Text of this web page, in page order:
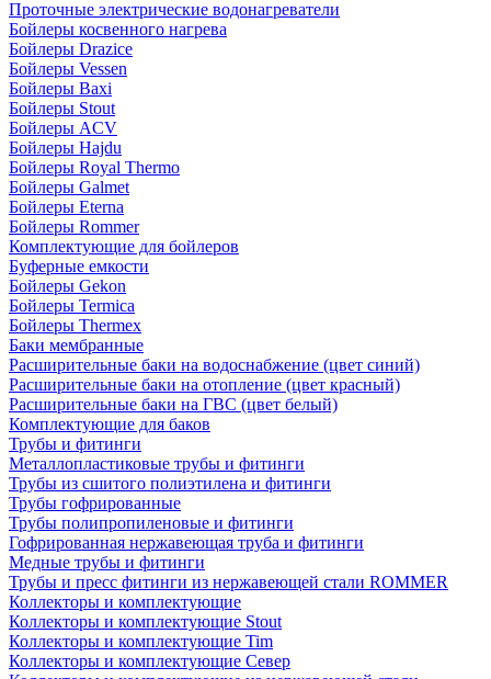
Проточные электрические водонагреватели
Бойлеры косвенного нагрева
Бойлеры Drazice
Бойлеры Vessen
Бойлеры Baxi
Бойлеры Stout
Бойлеры ACV
Бойлеры Hajdu
Бойлеры Royal Thermo
Бойлеры Galmet
Бойлеры Eterna
Бойлеры Rommer
Комплектующие для бойлеров
Буферные емкости
Бойлеры Gekon
Бойлеры Termica
Бойлеры Thermex
Баки мембранные
Расширительные баки на водоснабжение (цвет синий)
Расширительные баки на отопление (цвет красный)
Расширительные баки на ГВС (цвет белый)
Комплектующие для баков
Трубы и фитинги
Металлопластиковые трубы и фитинги
Трубы из сшитого полиэтилена и фитинги
Трубы гофрированные
Трубы полипропиленовые и фитинги
Гофрированная нержавеющая труба и фитинги
Медные трубы и фитинги
Трубы и пресс фитинги из нержавеющей стали ROMMER
Коллекторы и комплектующие
Коллекторы и комплектующие Stout
Коллекторы и комплектующие Tim
Коллекторы и комплектующие Север